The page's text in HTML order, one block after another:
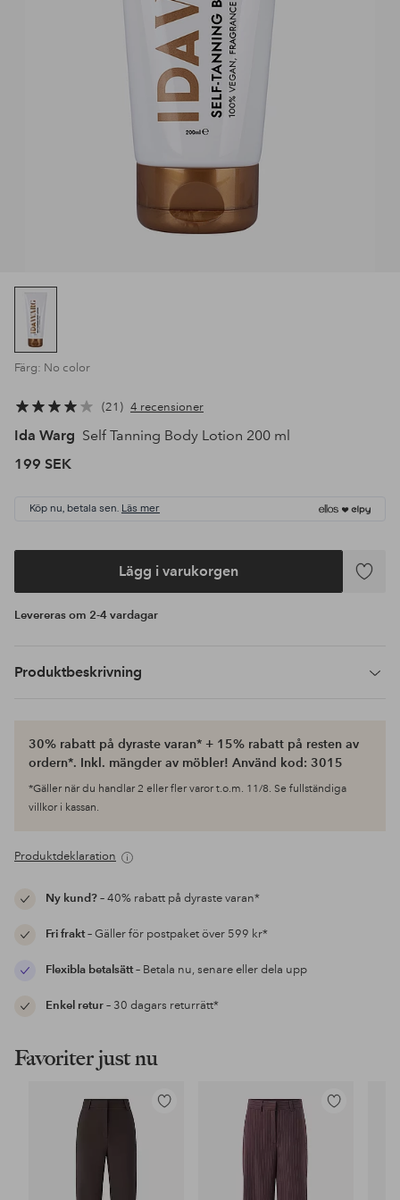
Färg: No color
21 4 recensioner
Ida Warg Self Tanning Body Lotion 200 ml
199 SEK
Köp nu, betala sen. Läs mer
Lägg i varukorgen
Lägg
Levereras om 2-4 vardagar
Produktbeskrivning
30% rabatt på dyraste varan* + 15% rabatt på resten av
ordern*. Inkl. mängder av möbler! Använd kod: 3015
*Gäller när du handlar 2 eller fler varor t.o.m. 11/8. Se fullständiga
villkor i kassan.
Produktdeklaration
Ny kund?– 40% rabatt på dyraste varan*
Fri frakt– Gäller för postpaket över 599 kr*
Flexibla betalsätt– Betala nu, senare eller dela upp
Enkel retur– 30 dagars returrätt*
Favoriter just nu
Lägg
Lägg